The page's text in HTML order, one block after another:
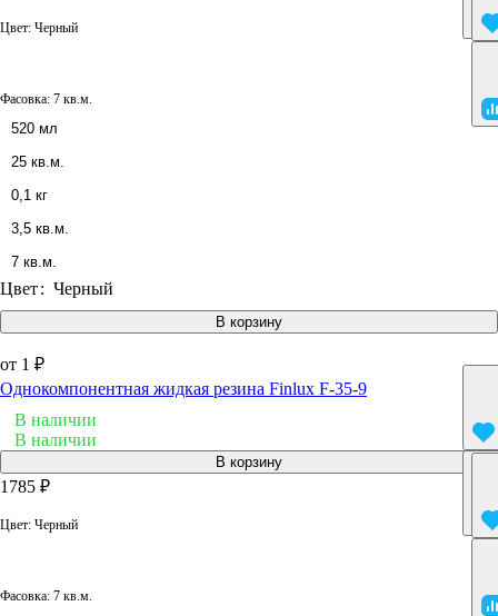
В корзину
Цвет: Черный
Фасовка: 7 кв.м.
520 мл
25 кв.м.
0,1 кг
3,5 кв.м.
7 кв.м.
Цвет: Черный
от 1 ₽
Однокомпонентная жидкая резина Finlux F-35-9
В наличии
В наличии
В корзину
1785 ₽
Цвет: Черный
Фасовка: 7 кв.м.